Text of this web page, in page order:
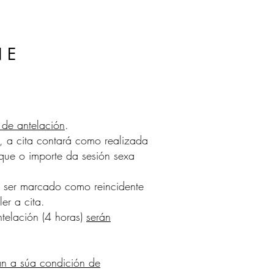
E
antelación.
a cita contará como realizada
o importe da sesión sexa
marcado como reincidente
a cita.
(4 horas) serán
a súa condición de